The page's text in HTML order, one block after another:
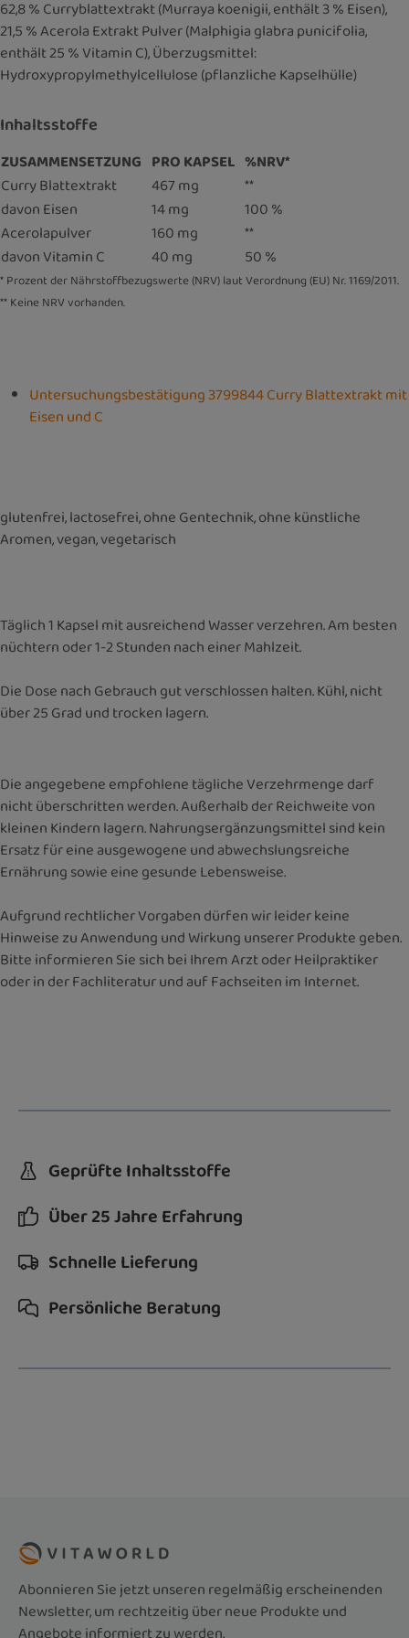
62,8 % Curryblattextrakt (Murraya koenigii, enthält 3 % Eisen),
21,5 % Acerola Extrakt Pulver (Malphigia glabra punicifolia,
enthält 25 % Vitamin C), Überzugsmittel:
Hydroxypropylmethylcellulose (pflanzliche Kapselhülle)
Inhaltsstoffe
ZUSAMMENSETZUNG PRO KAPSEL %NRV*
Curry Blattextrakt
467 mg
**
davon Eisen
14 mg
100 %
Acerolapulver
160 mg
**
davon Vitamin C
40 mg 50 %
* Prozent der Nährstoffbezugswerte (NRV) laut Verordnung (EU) Nr. 1169/2011.
** Keine NRV vorhanden.
Untersuchungsbestätigung 3799844 Curry Blattextrakt mit
Eisen und C
glutenfrei, lactosefrei, ohne Gentechnik, ohne künstliche
Aromen, vegan, vegetarisch
Täglich 1 Kapsel mit ausreichend Wasser verzehren. Am besten
nüchtern oder 1-2 Stunden nach einer Mahlzeit.
Die Dose nach Gebrauch gut verschlossen halten. Kühl, nicht
über 25 Grad und trocken lagern.
Die angegebene empfohlene tägliche Verzehrmenge darf
nicht überschritten werden. Außerhalb der Reichweite von
kleinen Kindern lagern. Nahrungsergänzungsmittel sind kein
Ersatz für eine ausgewogene und abwechslungsreiche
Ernährung sowie eine gesunde Lebensweise.
Aufgrund rechtlicher Vorgaben dürfen wir leider keine
Hinweise zu Anwendung und Wirkung unserer Produkte geben.
Bitte informieren Sie sich bei Ihrem Arzt oder Heilpraktiker
oder in der Fachliteratur und auf Fachseiten im Internet.
Geprüfte Inhaltsstoffe
Über 25 Jahre Erfahrung
Schnelle Lieferung
Persönliche Beratung
Abonnieren Sie jetzt unseren regelmäßig erscheinenden
Newsletter, um rechtzeitig über neue Produkte und